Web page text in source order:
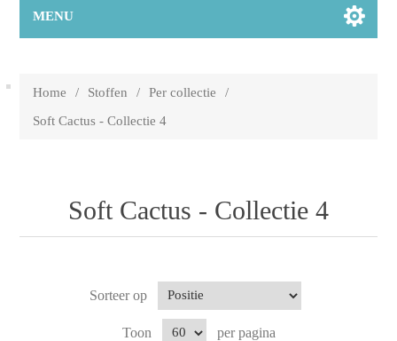
MENU
Home / Stoffen / Per collectie
/
Soft Cactus - Collectie 4
Soft Cactus - Collectie 4
Sorteer op
Toon per pagina